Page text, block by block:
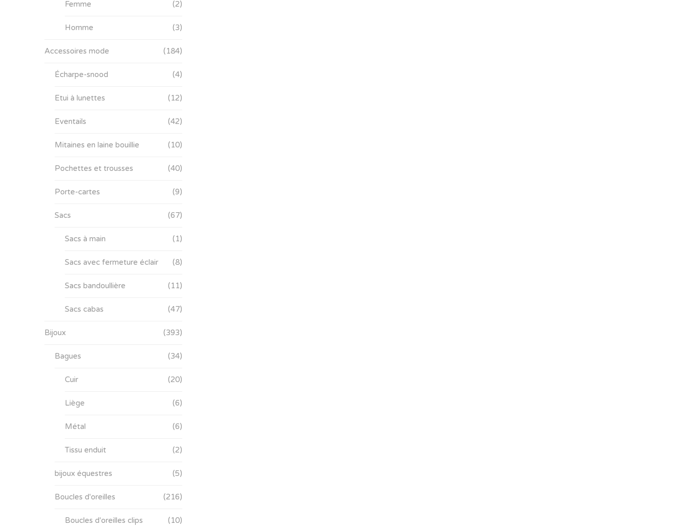
Femme (2)
Homme (3)
Accessoires mode (184)
Écharpe-snood (4)
Etui à lunettes (12)
Eventails (42)
Mitaines en laine bouillie (10)
Pochettes et trousses (40)
Porte-cartes (9)
Sacs (67)
Sacs à main (1)
Sacs avec fermeture éclair (8)
Sacs bandoullière (11)
Sacs cabas (47)
Bijoux (393)
Bagues (34)
Cuir (20)
Liège (6)
Métal (6)
Tissu enduit (2)
bijoux équestres (5)
Boucles d'oreilles (216)
Boucles d'oreilles clips (10)